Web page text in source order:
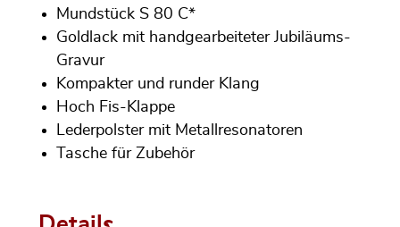
Mundstück S 80 C*
Goldlack mit handgearbeiteter Jubiläums-
Gravur
Kompakter und runder Klang
Hoch Fis-Klappe
Lederpolster mit Metallresonatoren
Tasche für Zubehör